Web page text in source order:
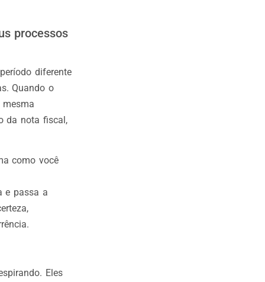
processos
diferente
Quando o
da nota fiscal,
como você
e passa a
Eles